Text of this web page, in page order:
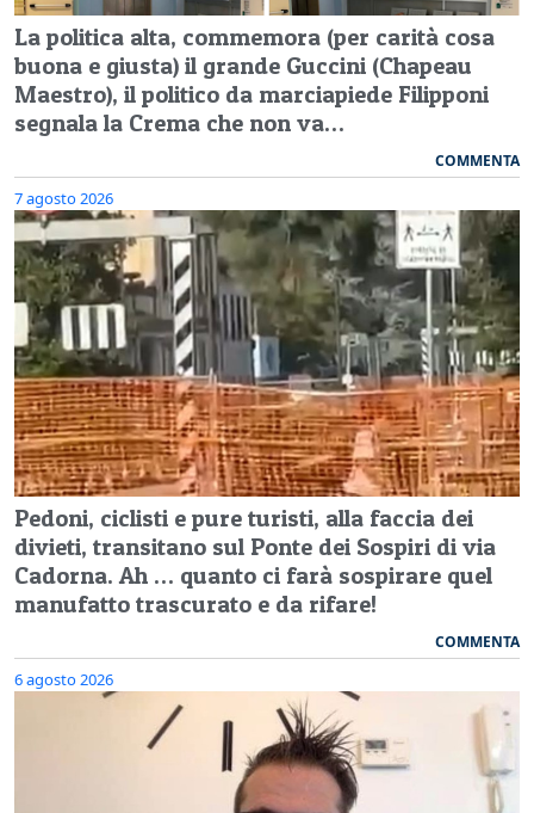
La politica alta, commemora (per carità cosa
buona e giusta) il grande Guccini (Chapeau
Maestro), il politico da marciapiede Filipponi
segnala la Crema che non va…
COMMENTA
7 agosto 2026
Pedoni, ciclisti e pure turisti, alla faccia dei
divieti, transitano sul Ponte dei Sospiri di via
Cadorna. Ah … quanto ci farà sospirare quel
manufatto trascurato e da rifare!
COMMENTA
6 agosto 2026